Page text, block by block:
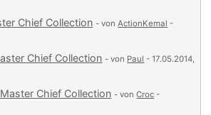
Chief Collection - vonActionKemal -
Chief Collection - von Paul - 17.05.2014,
Chief Collection - vonCroc -